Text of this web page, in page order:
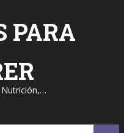
PARA
Nutrición,…